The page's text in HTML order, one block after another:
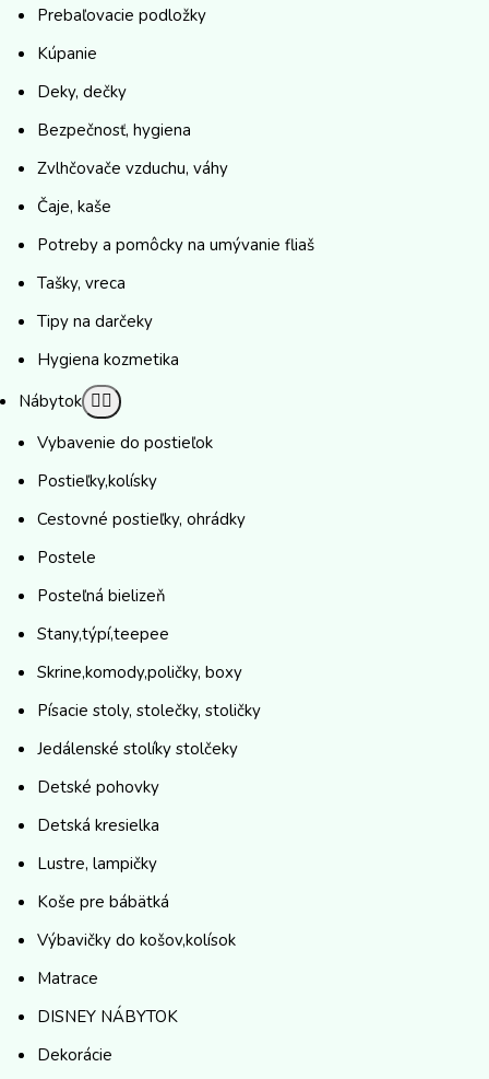
Prebaľovacie podložky
Kúpanie
Deky, dečky
Bezpečnosť, hygiena
Zvlhčovače vzduchu, váhy
Čaje, kaše
Potreby a pomôcky na umývanie fliaš
Tašky, vreca
Tipy na darčeky
Hygiena kozmetika
Nábytok
Vybavenie do postieľok
Postieľky,kolísky
Cestovné postieľky, ohrádky
Postele
Posteľná bielizeň
Stany,týpí,teepee
Skrine,komody,poličky, boxy
Písacie stoly, stolečky, stoličky
Jedálenské stolíky stolčeky
Detské pohovky
Detská kresielka
Lustre, lampičky
Koše pre bábätká
Výbavičky do košov,kolísok
Matrace
DISNEY NÁBYTOK
Dekorácie